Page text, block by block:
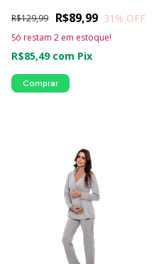
Cuore
R$89,99
R$129,99 31 % OFF
R$85,49 com Pix
Só restam 2 em estoque!
Comprar